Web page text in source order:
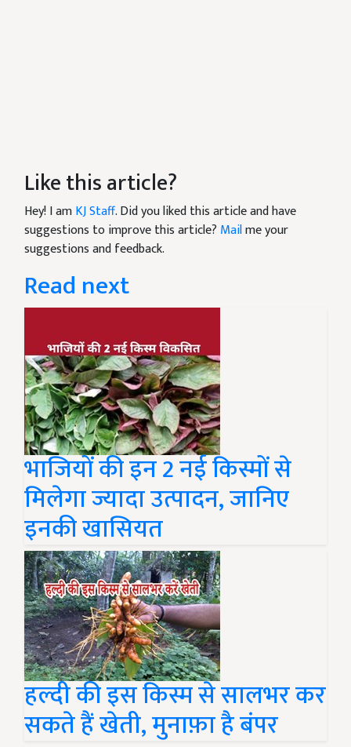
Like this article?
Hey! I amKJ Staff. Did you liked this article and have
suggestions to improve this article? Mailme your
suggestions and feedback.
Read next
भाजियों की इन 2 नई किस्मों से
मिलेगा ज्यादा उत्पादन, जानिए
इनकी खासियत
हल्दी की इस किस्म से सालभर कर
सकते हैं खेती, मुनाफ़ा है बंपर